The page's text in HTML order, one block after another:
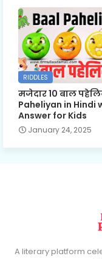
RIDDLES
मजेदार 10 बाल
Paheliyan in Hindi
Answer for Kids
January 24, 2025
A literary platform